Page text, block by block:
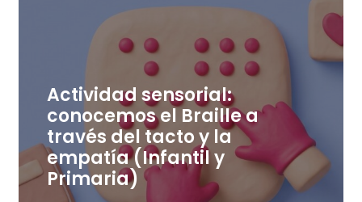
Actividad sensorial:
conocemos el Braille a
través del tacto y la
empatía (Infantil y
Primaria)